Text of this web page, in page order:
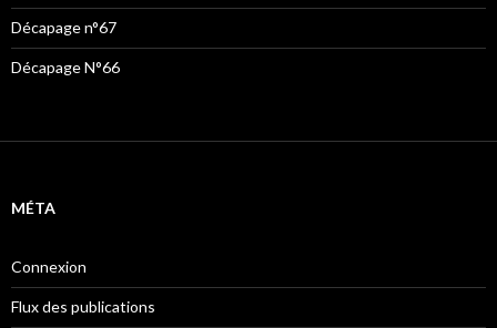
Décapage n°67
Décapage N°66
MÉTA
Connexion
Flux des publications